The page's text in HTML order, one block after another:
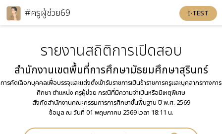
#ครูผู้ช่วย69 I-TEST
รายงานสถิติการเปิดสอบ
สํานักงานเขตพื้นที่การศึกษามัธยมศึกษาสุรินทร์
การคัดเลือกบุคคลเพื่อบรรจุและแต่งตั้งเข้ารับราชการเป็นข้าราชการครูและบุคลากรทางการ
ศึกษา ตำแหน่ง ครูผู้ช่วย กรณีที่มีความจำเป็นหรือมีเหตุพิเศษ
สังกัดสำนักงานคณะกรรมการการศึกษาขั้นพื้นฐาน ปี พ.ศ. 2569
ข้อมูล ณ วันที่ 01 พฤษภาคม 2569 เวลา 18:11 น.